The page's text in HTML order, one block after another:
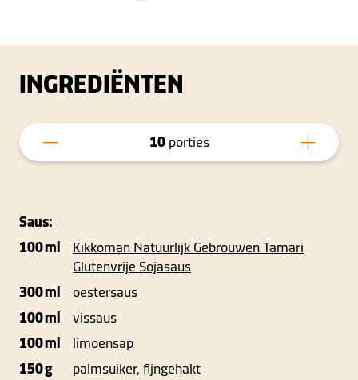
INGREDIËNTEN
10porties
Saus:
100 ml
Kikkoman Natuurlijk Gebrouwen Tamari
Glutenvrije Sojasaus
300 ml
oestersaus
100 ml
vissaus
100 ml
limoensap
150 g
palmsuiker, fijngehakt